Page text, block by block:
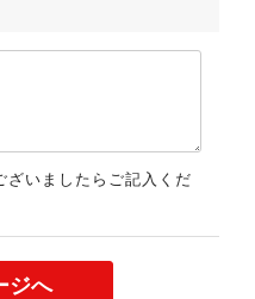
いましたらご記入くだ